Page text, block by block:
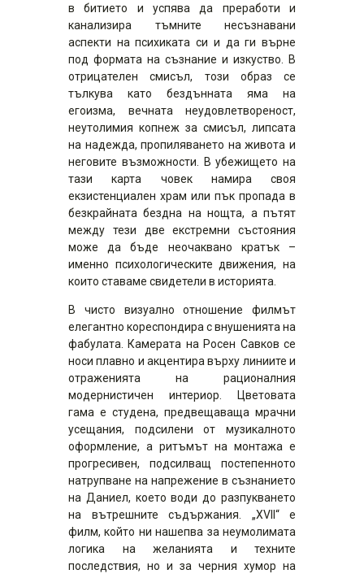
в битието и успява да преработи и
канализира тъмните несъзнавани
аспекти на психиката си и да ги върне
под формата на съзнание и изкуство. В
отрицателен смисъл, този образ се
тълкува като бездънната яма на
егоизма, вечната неудовлетвореност,
неутолимия копнеж за смисъл, липсата
на надежда, пропиляването на живота и
неговите възможности. В убежището на
тази карта човек намира своя
екзистенциален храм или пък пропада в
безкрайната бездна на нощта, а пътят
между тези две екстремни състояния
може да бъде неочаквано кратък –
именно психологическите движения, на
които ставаме свидетели в историята.
В чисто визуално отношение филмът
елегантно кореспондира с внушенията на
фабулата. Камерата на Росен Савков се
носи плавно и акцентира върху линиите и
отраженията на рационалния
модернистичен интериор. Цветовата
гама е студена, предвещаваща мрачни
усещания, подсилени от музикалното
оформление, а ритъмът на монтажа е
прогресивен, подсилващ постепенното
натрупване на напрежение в съзнанието
на Даниел, което води до разпукването
на вътрешните съдържания. „XVII“ е
филм, който ни нашепва за неумолимата
логика на желанията и техните
последствия, но и за черния хумор на